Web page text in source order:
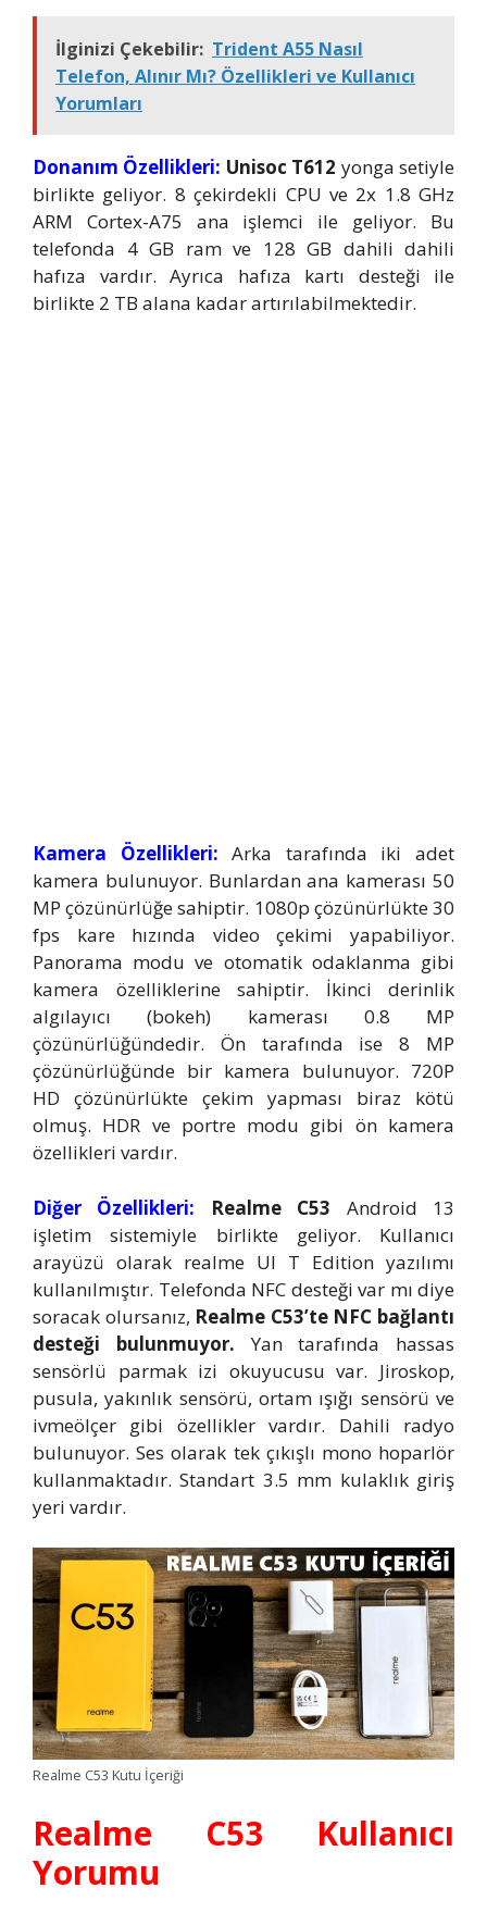
İlginizi Çekebilir: Trident A55 Nasıl
Telefon, Alınır Mı? Özellikleri ve Kullanıcı
Yorumları
Donanım Özellikleri: Unisoc T612 yonga setiyle
birlikte geliyor. 8 çekirdekli CPU ve 2x 1.8 GHz
ARM Cortex-A75 ana işlemci ile geliyor. Bu
telefonda 4 GB ram ve 128 GB dahili dahili
hafıza vardır. Ayrıca hafıza kartı desteği ile
birlikte 2 TB alana kadar artırılabilmektedir.
Kamera Özellikleri: Arka tarafında iki adet
kamera bulunuyor. Bunlardan ana kamerası 50
MP çözünürlüğe sahiptir. 1080p çözünürlükte 30
fps kare hızında video çekimi yapabiliyor.
Panorama modu ve otomatik odaklanma gibi
kamera özelliklerine sahiptir. İkinci derinlik
algılayıcı (bokeh) kamerası 0.8 MP
çözünürlüğündedir. Ön tarafında ise 8 MP
çözünürlüğünde bir kamera bulunuyor. 720P
HD çözünürlükte çekim yapması biraz kötü
olmuş. HDR ve portre modu gibi ön kamera
özellikleri vardır.
Diğer Özellikleri: Realme C53 Android 13
işletim sistemiyle birlikte geliyor. Kullanıcı
arayüzü olarak realme UI T Edition yazılımı
kullanılmıştır. Telefonda NFC desteği var mı diye
soracak olursanız, Realme C53’te NFC bağlantı
desteği bulunmuyor. Yan tarafında hassas
sensörlü parmak izi okuyucusu var. Jiroskop,
pusula, yakınlık sensörü, ortam ışığı sensörü ve
ivmeölçer gibi özellikler vardır. Dahili radyo
bulunuyor. Ses olarak tek çıkışlı mono hoparlör
kullanmaktadır. Standart 3.5 mm kulaklık giriş
yeri vardır.
Realme C53 Kutu İçeriği
Realme C53 Kullanıcı
Yorumu